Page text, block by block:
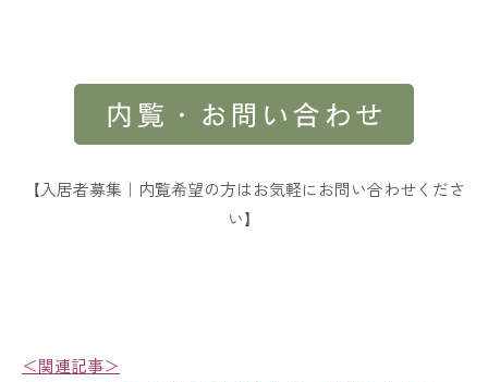
【入居者募集｜内覧希望の方はお気軽にお問い合わせくださ
い】
＜関連記事＞